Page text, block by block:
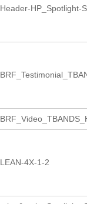
Header-HP_Spotlight-
LEAN-4X-1-2